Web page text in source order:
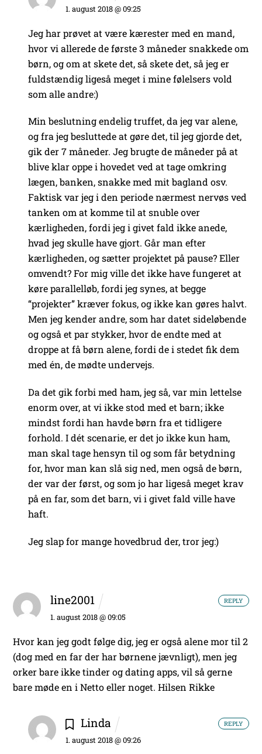
1. august 2018 @ 09:25
Jeg har prøvet at være kærester med en mand,
hvor vi allerede de første 3 måneder snakkede om
børn, og om at skete det, så skete det, så jeg er
fuldstændig ligeså meget i mine følelsers vold
som alle andre:)
Min beslutning endelig truffet, da jeg var alene,
og fra jeg besluttede at gøre det, til jeg gjorde det,
gik der 7 måneder. Jeg brugte de måneder på at
blive klar oppe i hovedet ved at tage omkring
lægen, banken, snakke med mit bagland osv.
Faktisk var jeg i den periode nærmest nervøs ved
tanken om at komme til at snuble over
kærligheden, fordi jeg i givet fald ikke anede,
hvad jeg skulle have gjort. Går man efter
kærligheden, og sætter projektet på pause? Eller
omvendt? For mig ville det ikke have fungeret at
køre parallelløb, fordi jeg synes, at begge
“projekter” kræver fokus, og ikke kan gøres halvt.
Men jeg kender andre, som har datet sideløbende
og også et par stykker, hvor de endte med at
droppe at få børn alene, fordi de i stedet fik dem
med én, de mødte undervejs.
Da det gik forbi med ham, jeg så, var min lettelse
enorm over, at vi ikke stod med et barn; ikke
mindst fordi han havde børn fra et tidligere
forhold. I dét scenarie, er det jo ikke kun ham,
man skal tage hensyn til og som får betydning
for, hvor man kan slå sig ned, men også de børn,
der var der først, og som jo har ligeså meget krav
på en far, som det barn, vi i givet fald ville have
haft.
Jeg slap for mange hovedbrud der, tror jeg:)
line2001
1. august 2018 @ 09:05
Hvor kan jeg godt følge dig, jeg er også alene mor til 2
(dog med en far der har børnene jævnligt), men jeg
orker bare ikke tinder og dating apps, vil så gerne
bare møde en i Netto eller noget. Hilsen Rikke
REPLY
Linda
1. august 2018 @ 09:26
REPLY